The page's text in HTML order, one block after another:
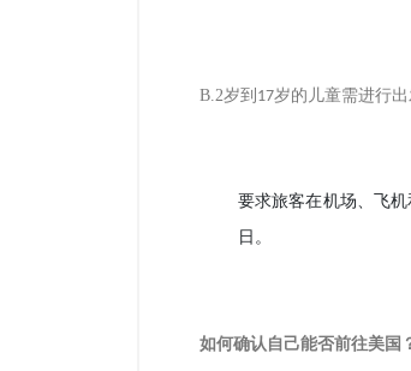
B.2岁到 17岁的儿童需进行出
要求旅客在机场、飞
日。
如何确认自己能否前往美国